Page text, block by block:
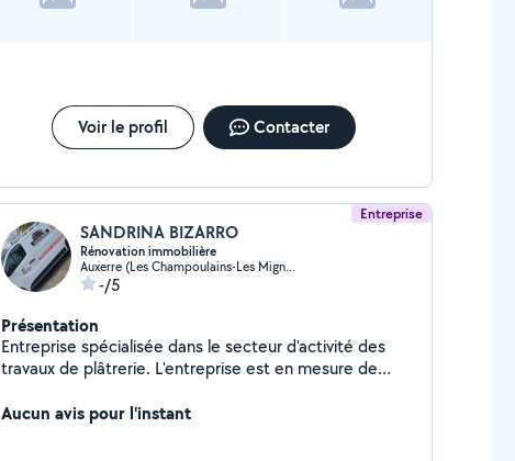
Voir le profil Contacter
Entreprise
SANDRINA BIZARRO
Rénovation immobilière
Auxerre (Les Champoulains-Les Mignottes)
-/5
Présentation
Entreprise spécialisée dans le secteur d'activité des
travaux de plâtrerie. L'entreprise est en mesure de
complète et amélioration de l'habitat.
Aucun avis pour l'instant